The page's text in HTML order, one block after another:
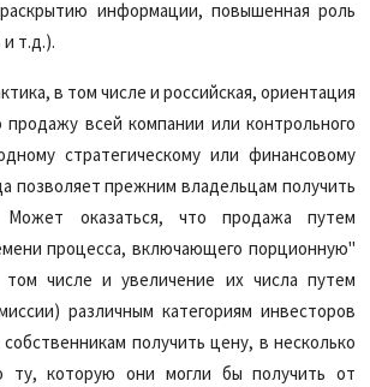
информации, повышенная роль
т.д.).
в том числе и российская, ориентация
всей компании или контрольного
стратегическому или финансовому
позволяет прежним владельцам получить
оказаться, что продажа путем
процесса, включающего порционную"
числе и увеличение их числа путем
различным категориям инвесторов
получить цену, в несколько
которую они могли бы получить от